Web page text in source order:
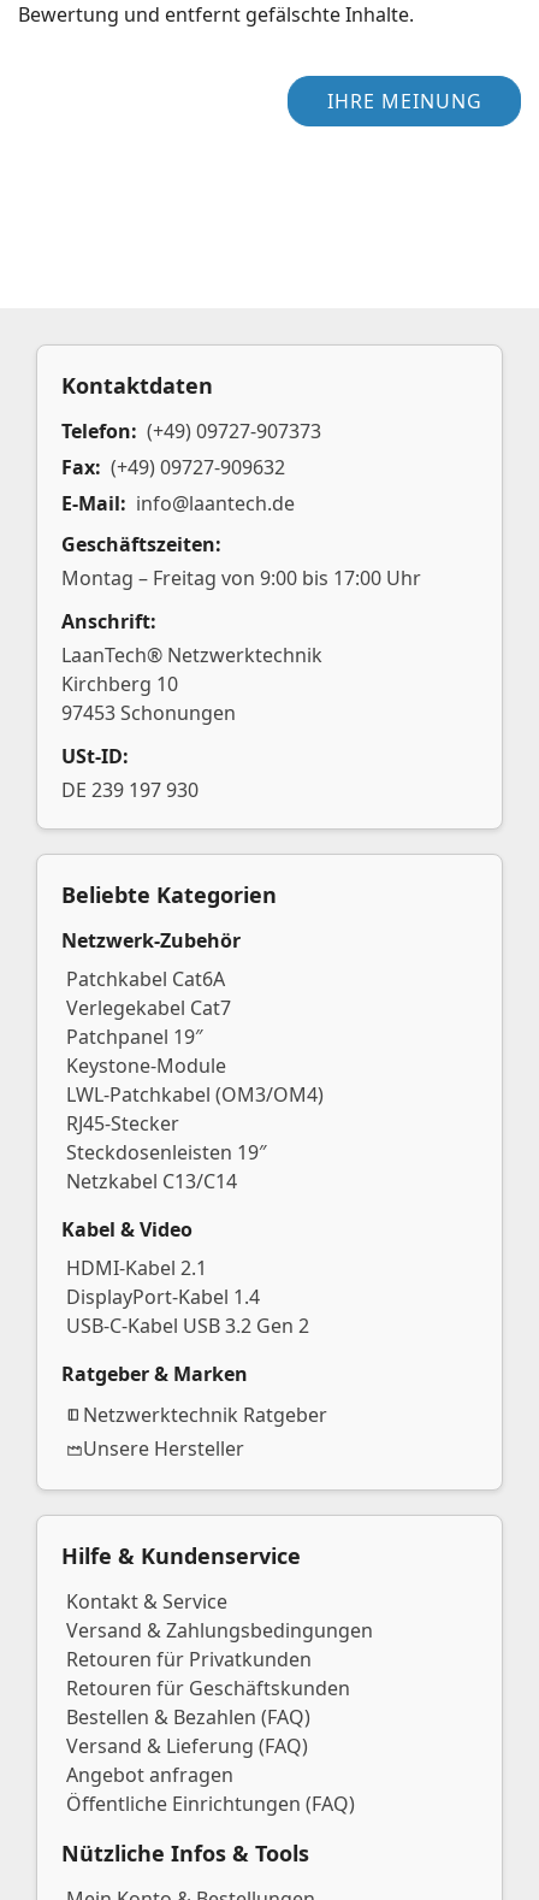
Bewertung und entfernt gefälschte Inhalte.
IHRE MEINUNG
Kontaktdaten
Telefon: (+49) 09727-907373
Fax: (+49) 09727-909632
E-Mail: info@laantech.de
Geschäftszeiten:
Montag – Freitag von 9:00 bis 17:00 Uhr
Anschrift:
LaanTech® Netzwerktechnik
Kirchberg 10
97453 Schonungen
USt-ID:
DE 239 197 930
Beliebte Kategorien
Netzwerk-Zubehör
Patchkabel Cat6A
Verlegekabel Cat7
Patchpanel 19″
Keystone-Module
LWL-Patchkabel (OM3/OM4)
RJ45-Stecker
Steckdosenleisten 19″
Netzkabel C13/C14
Kabel & Video
HDMI-Kabel 2.1
DisplayPort-Kabel 1.4
USB-C-Kabel USB 3.2 Gen 2
Ratgeber & Marken
Netzwerktechnik Ratgeber
Unsere Hersteller
Hilfe & Kundenservice
Kontakt & Service
Versand & Zahlungsbedingungen
Retouren für Privatkunden
Retouren für Geschäftskunden
Bestellen & Bezahlen (FAQ)
Versand & Lieferung (FAQ)
Angebot anfragen
Öffentliche Einrichtungen (FAQ)
Nützliche Infos & Tools